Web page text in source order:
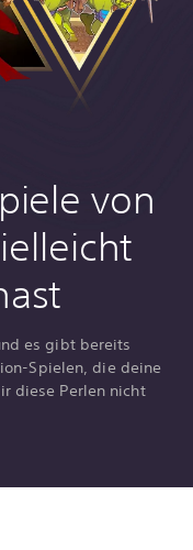
von
es gibt bereits
Spielen, die deine
diese Perlen nicht